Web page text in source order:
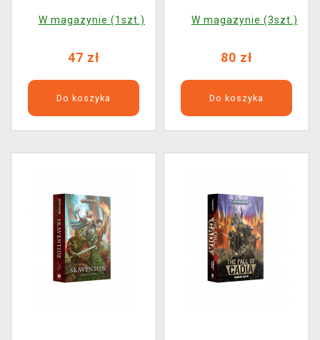
W magazynie (1szt.)
47 zł
Do koszyka
W magazynie (3szt.)
80 zł
Do koszyka